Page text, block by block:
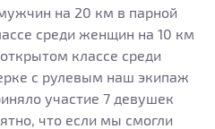
на 20 км в парной
среди женщин на 10 км
классе среди
с рулевым наш экипаж
участие 7 девушек
что если мы смогли